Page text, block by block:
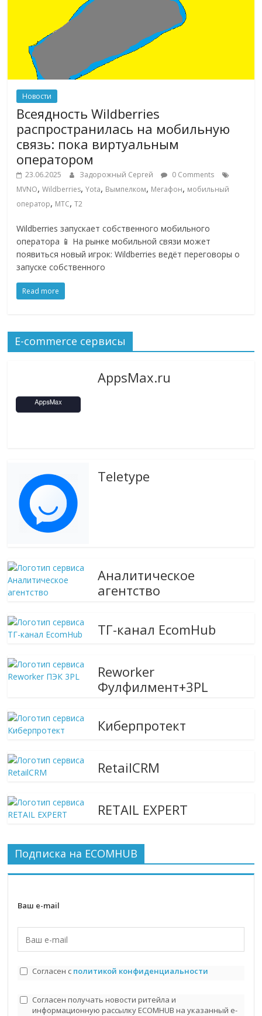
Новости
Всеядность Wildberries
распространилась на мобильную
связь: пока виртуальным
оператором
23.06.2025 Задорожный Сергей
0 Comments
MVNO,Wildberries,Yota, Вымпелком, Мегафон, мобильный
оператор, МТС,Т2
Wildberries запускает собственного мобильного
оператора 📱 На рынке мобильной связи может
появиться новый игрок: Wildberries ведёт переговоры о
запуске собственного
Read more
E-commerce сервисы
AppsMax.ru
Teletype
Аналитическое
агентство
ТГ-канал EcomHub
Reworker
Фулфилмент+3PL
Киберпротект
RetailCRM
RETAIL EXPERT
Подписка на ECOMHUB
Ваш e-mail
Согласен с политикой конфиденциальности
Согласен получать новости ритейла и
информационную рассылку ECOMHUB на указанный e-